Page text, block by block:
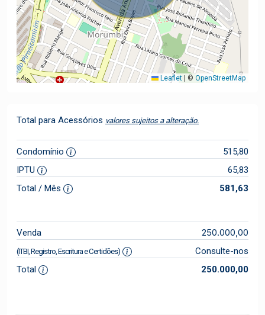
Leaflet © OpenStreetMap
Total para Acessórios valores sujeitos a alteração.
Condomínio
515,80
IPTU
65,83
Total / Mês
581,63
Venda 250.000,00
(ITBI, Registro, Escritura e Certidões)
Consulte-nos
Total
250.000,00